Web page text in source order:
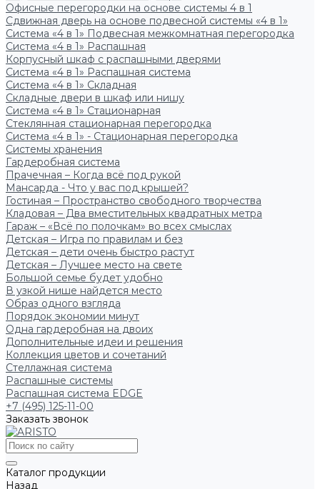
Офисные перегородки на основе системы 4 в 1
Сдвижная дверь на основе подвесной системы «4 в 1»
Система «4 в 1» Подвесная межкомнатная перегородка
Система «4 в 1» Распашная
Корпусный шкаф с распашными дверями
Система «4 в 1» Распашная система
Система «4 в 1» Складная
Складные двери в шкаф или нишу
Система «4 в 1» Стационарная
Стеклянная стационарная перегородка
Система «4 в 1» - Стационарная перегородка
Системы хранения
Гардеробная система
Прачечная – Когда всё под рукой
Мансарда - Что у вас под крышей?
Гостиная – Пространство свободного творчества
Кладовая – Два вместительных квадратных метра
Гараж – «Всё по полочкам» во всех смыслах
Детская – Игра по правилам и без
Детская – дети очень быстро растут
Детская – Лучшее место на свете
Большой семье будет удобно
В узкой нише найдется место
Образ одного взгляда
Порядок экономии минут
Одна гардеробная на двоих
Дополнительные идеи и решения
Коллекция цветов и сочетаний
Стеллажная система
Распашные системы
Распашная система EDGE
+7 (495) 125-11-00
Заказать звонок
Каталог продукции
Назад